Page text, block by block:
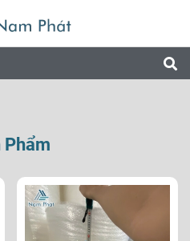
Phẩm